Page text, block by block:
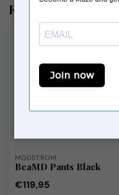
Recent bekeken
MODSTRÖM
BeaMD Pants Black
€119,95